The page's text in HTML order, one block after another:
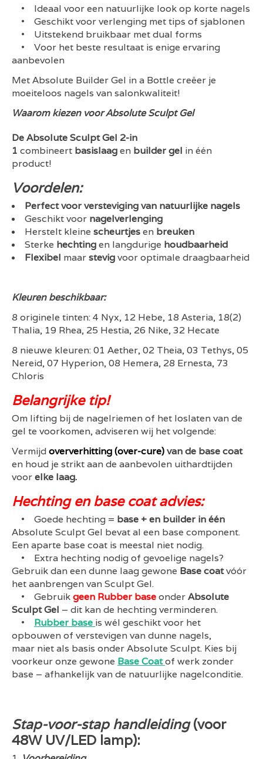
• Ideaal voor een natuurlijke look op korte nagels
• Geschikt voor verlenging met tips of sjablonen
• Uitstekend bruikbaar met dual forms
• Voor het beste resultaat is enige ervaring
aanbevolen
Met Absolute Builder Gel in a Bottle creëer je
moeiteloos nagels van salonkwaliteit!
Waarom kiezen voor Absolute Sculpt Gel
De Absolute Sculpt Gel 2-in
1 combineert basislaagen builder gel in één
product!
Voordelen:
Perfect voor versteviging van natuurlijke nagels
Geschikt voor nagelverlenging
Herstelt kleine scheurtjesen breuken
Sterke hechtingen langdurige houdbaarheid
Flexibel maarstevigvoor optimale draagbaarheid
Kleuren beschikbaar:
8 originele tinten: 4 Nyx, 12 Hebe, 18 Asteria, 18(2)
Thalia, 19 Rhea, 25 Hestia, 26 Nike, 32 Hecate
8 nieuwe kleuren: 01 Aether, 02 Theia, 03 Tethys, 05
Nereid, 07 Hyperion, 08 Hemera, 28 Ernesta, 73
Chloris
Belangrijke tip!
Om lifting bij de nagelriemen of het loslaten van de
gel te voorkomen, adviseren wij het volgende:
Vermijdoververhitting (over-cure)van de base coat
en houd je strikt aan de aanbevolen uithardtijden
voorelke laag.
Hechting en base coat advies:
• Goede hechting = base + en builder in één
Absolute Sculpt Gel bevat al een base component.
Een aparte base coat is meestal niet nodig.
• Extra hechting nodig of gevoelige nagels?
Gebruik dan een dunne laag gewone Base coatvóór
het aanbrengen van Sculpt Gel.
• Gebruikgeen Rubber baseonderAbsolute
Sculpt Gel – dit kan de hechting verminderen.
• Rubber base is wél geschikt voor het
opbouwen of verstevigen van dunne nagels,
maar niet als basis onder Absolute Sculpt. Kies bij
voorkeur onze gewone Base Coatof werk zonder
base – afhankelijk van de natuurlijke nagelconditie.
Stap-voor-stap handleiding(voor
48W UV/LED lamp):